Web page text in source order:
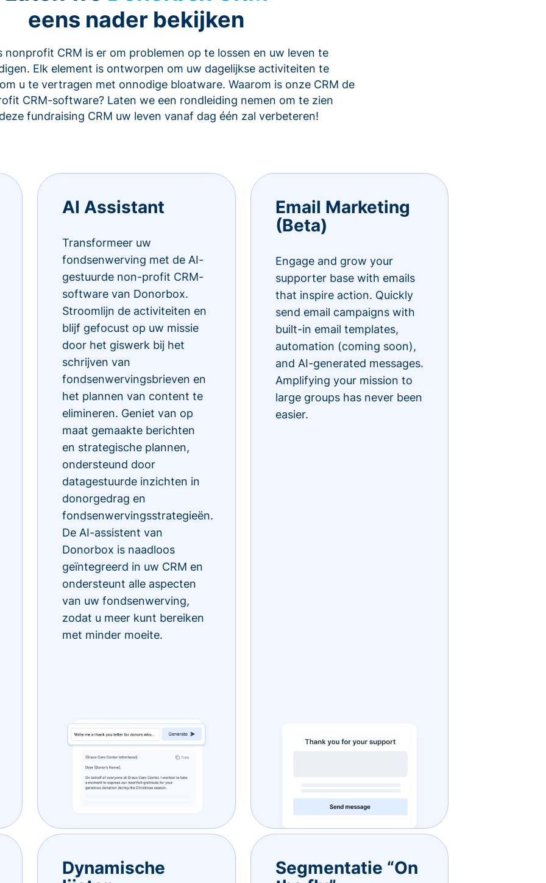
eens nader bekijken
nonprofit CRM is er om problemen op te lossen en uw leven te
Elk element is ontworpen om uw dagelijkse activiteiten te
u te vertragen met onnodige bloatware. Waarom is onze CRM de
CRM-software? Laten we een rondleiding nemen om te zien
fundraising CRM uw leven vanaf dag één zal verbeteren!
AI Assistant
Transformeer uw
fondsenwerving met de AI-
gestuurde non-profit CRM-
software van Donorbox.
Stroomlijn de activiteiten en
blijf gefocust op uw missie
door het giswerk bij het
schrijven van
fondsenwervingsbrieven en
het plannen van content te
elimineren. Geniet van op
maat gemaakte berichten
en strategische plannen,
ondersteund door
datagestuurde inzichten in
donorgedrag en
fondsenwervingsstrategieën.
De AI-assistent van
Donorbox is naadloos
geïntegreerd in uw CRM en
ondersteunt alle aspecten
van uw fondsenwerving,
zodat u meer kunt bereiken
met minder moeite.
Email Marketing
(Beta)
Engage and grow your
supporter base with emails
that inspire action. Quickly
send email campaigns with
built-in email templates,
automation (coming soon),
and AI-generated messages.
Amplifying your mission to
large groups has never been
easier.
Dynamische
Segmentatie “On